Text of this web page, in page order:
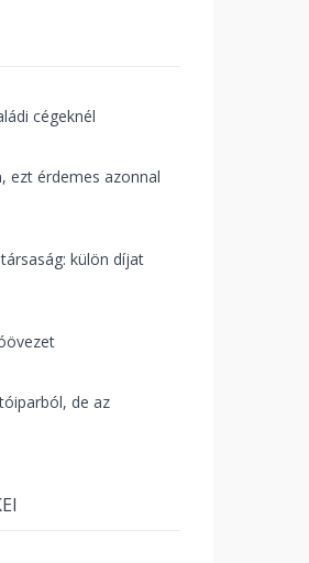
cégeknél
ezt érdemes azonnal
külön díjat
de az